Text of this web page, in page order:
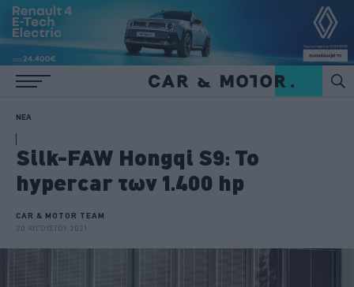
ΝΕΑ
Silk-FAW Hongqi S9: Το
hypercar των 1.400 hp
CAR & MOTOR TEAM
20 ΑΥΓΟΥΣΤΟΥ 2021